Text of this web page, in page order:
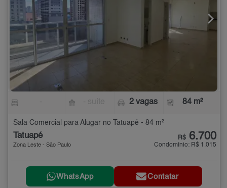
2 vagas 84 m²
Sala Comercial para Alugar no Tatuapé - 84 m²
Tatuapé
Zona Leste - São Paulo
R$ 6.700
Condomínio: R$ 1.015
WhatsApp Contatar